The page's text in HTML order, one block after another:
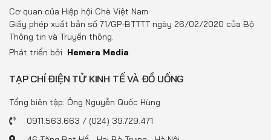
Cơ quan của Hiệp hội Chè Việt Nam
Giấy phép xuất bản số 71/GP-BTTTT ngày 26/02/2020 của Bộ
Thông tin và Truyền thông.
Phát triển bởi Hemera Media
TẠP CHÍ ĐIỆN TỬ KINH TẾ VÀ ĐỒ UỐNG
Tổng biên tập: Ông Nguyễn Quốc Hùng
0911.563.663 / (024) 39.729.471